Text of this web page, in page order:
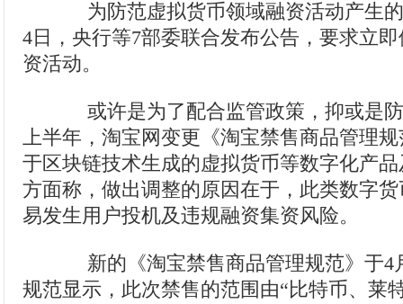
为防范虚拟货币领域融资活动产生的
4日，央行等7部委联合发布公告，要求立
资活动。
或许是为了配合监管政策，抑或是防
上半年，淘宝网变更《淘宝禁售商品管理
于区块链技术生成的虚拟货币等数字化产
方面称，做出调整的原因在于，此类数字
易发生用户投机及违规融资集资风险。
新的《淘宝禁售商品管理规范》于4
规范显示，此次禁售的范围由“比特币、莱